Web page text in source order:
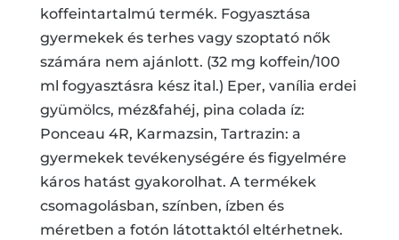
koffeintartalmú termék. Fogyasztása
gyermekek és terhes vagy szoptató nők
számára nem ajánlott. (32 mg koffein/100
ml fogyasztásra kész ital.) Eper, vanília erdei
gyümölcs, méz&fahéj, pina colada íz:
Ponceau 4R, Karmazsin, Tartrazin: a
gyermekek tevékenységére és figyelmére
káros hatást gyakorolhat. A termékek
csomagolásban, színben, ízben és
méretben a fotón látottaktól eltérhetnek.